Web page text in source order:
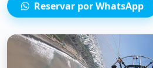
Reservar por WhatsApp